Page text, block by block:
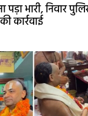
भारी, निवार
कार्रवाई